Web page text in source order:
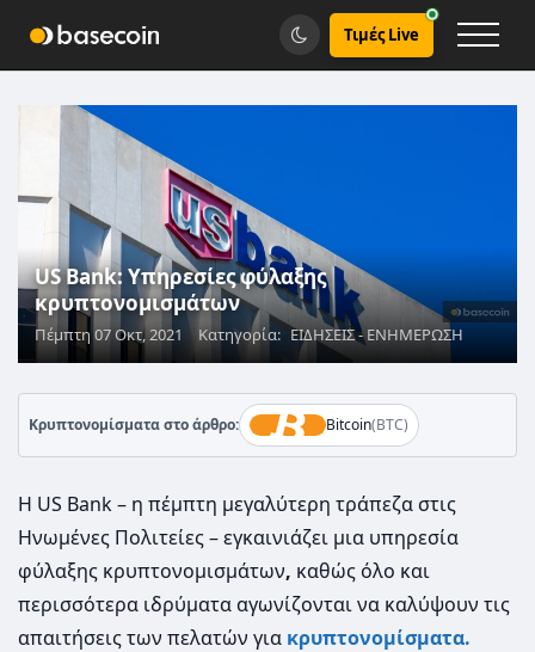
Τιμές Live
US Bank: Υπηρεσίες φύλαξης
κρυπτονομισμάτων
Πέμπτη 07 Οκτ, 2021 Κατηγορία: ΕΙΔΗΣΕΙΣ - ΕΝΗΜΕΡΩΣΗ
Κρυπτονομίσματα στο άρθρο: Bitcoin(BTC)
Η US Bank – η πέμπτη μεγαλύτερη τράπεζα στις
Ηνωμένες Πολιτείες – εγκαινιάζει μια υπηρεσία
φύλαξης κρυπτονομισμάτων, καθώς όλο και
περισσότερα ιδρύματα αγωνίζονται να καλύψουν τις
απαιτήσεις των πελατών για κρυπτονομίσματα.